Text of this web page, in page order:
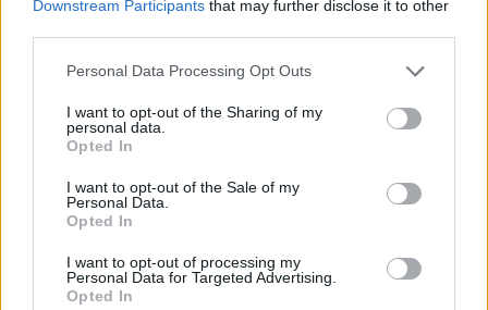
Downstream Participants that may further disclose it to other
Personal Data Processing Opt Outs
I want to opt-out of the Sharing of my
personal data.
Opted In
I want to opt-out of the Sale of my
Personal Data.
Opted In
I want to opt-out of processing my
Personal Data for Targeted Advertising.
Opted In